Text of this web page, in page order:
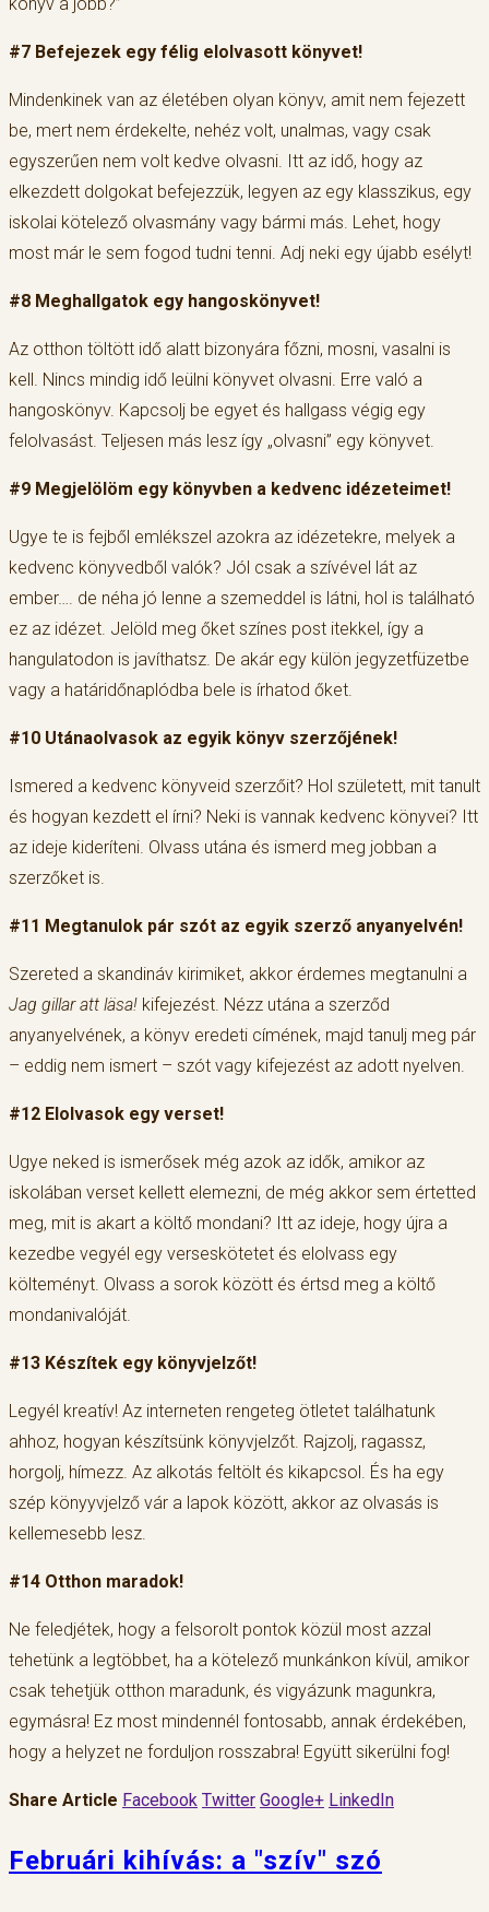
#7 Befejezek egy félig elolvasott könyvet!
Mindenkinek van az életében olyan könyv, amit nem fejezett
be, mert nem érdekelte, nehéz volt, unalmas, vagy csak
egyszerűen nem volt kedve olvasni. Itt az idő, hogy az
elkezdett dolgokat befejezzük, legyen az egy klasszikus, egy
iskolai kötelező olvasmány vagy bármi más. Lehet, hogy
most már le sem fogod tudni tenni. Adj neki egy újabb esélyt!
#8 Meghallgatok egy hangoskönyvet!
Az otthon töltött idő alatt bizonyára főzni, mosni, vasalni is
kell. Nincs mindig idő leülni könyvet olvasni. Erre való a
hangoskönyv. Kapcsolj be egyet és hallgass végig egy
felolvasást. Teljesen más lesz így „olvasni” egy könyvet.
#9 Megjelölöm egy könyvben a kedvenc idézeteimet!
Ugye te is fejből emlékszel azokra az idézetekre, melyek a
kedvenc könyvedből valók? Jól csak a szívével lát az
ember…. de néha jó lenne a szemeddel is látni, hol is található
ez az idézet. Jelöld meg őket színes post itekkel, így a
hangulatodon is javíthatsz. De akár egy külön jegyzetfüzetbe
vagy a határidőnaplódba bele is írhatod őket.
#10 Utánaolvasok az egyik könyv szerzőjének!
Ismered a kedvenc könyveid szerzőit? Hol született, mit tanult
és hogyan kezdett el írni? Neki is vannak kedvenc könyvei? Itt
az ideje kideríteni. Olvass utána és ismerd meg jobban a
szerzőket is.
#11 Megtanulok pár szót az egyik szerző anyanyelvén!
Szereted a skandináv kirimiket, akkor érdemes megtanulni a
Jag gillar att läsa! kifejezést. Nézz utána a szerződ
anyanyelvének, a könyv eredeti címének, majd tanulj meg pár
– eddig nem ismert – szót vagy kifejezést az adott nyelven.
#12 Elolvasok egy verset!
Ugye neked is ismerősek még azok az idők, amikor az
iskolában verset kellett elemezni, de még akkor sem értetted
meg, mit is akart a költő mondani? Itt az ideje, hogy újra a
kezedbe vegyél egy verseskötetet és elolvass egy
költeményt. Olvass a sorok között és értsd meg a költő
mondanivalóját.
#13 Készítek egy könyvjelzőt!
Legyél kreatív! Az interneten rengeteg ötletet találhatunk
ahhoz, hogyan készítsünk könyvjelzőt. Rajzolj, ragassz,
horgolj, hímezz. Az alkotás feltölt és kikapcsol. És ha egy
szép könyyvjelző vár a lapok között, akkor az olvasás is
kellemesebb lesz.
#14 Otthon maradok!
Ne feledjétek, hogy a felsorolt pontok közül most azzal
tehetünk a legtöbbet, ha a kötelező munkánkon kívül, amikor
csak tehetjük otthon maradunk, és vigyázunk magunkra,
egymásra! Ez most mindennél fontosabb, annak érdekében,
hogy a helyzet ne forduljon rosszabra! Együtt sikerülni fog!
Share Article Facebook Twitter Google+ LinkedIn
Februári kihívás: a "szív" szó